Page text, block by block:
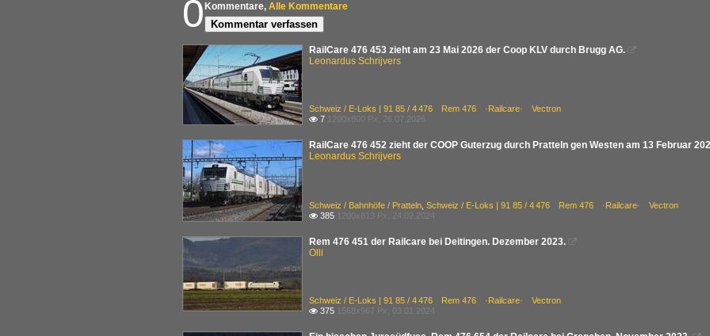
0 Kommentare, Alle Kommentare
Kommentar verfassen
RailCare 476 453 zieht am 23 Mai 2026 der Coop KLV durch Brugg AG. 
Leonardus Schrijvers
Schweiz / E-Loks | 91 85 / 4 476 Rem 476 ·Railcare· Vectron
 7 1200x800 Px, 26.07.2026
RailCare 476 452 zieht der COOP Guterzug durch Pratteln gen Westen am 13 Februar
Leonardus Schrijvers
Schweiz / Bahnhöfe / Pratteln Schweiz / E-Loks | 91 85 / 4 476 Rem 476 ·Railcare· Vectron
 385 1200x813 Px, 24.02.2024
Rem 476 451 der Railcare bei Deitingen. Dezember 2023. 
Olli
Schweiz / E-Loks | 91 85 / 4 476 Rem 476 ·Railcare· Vectron
 375 1568x967 Px, 03.01.2024